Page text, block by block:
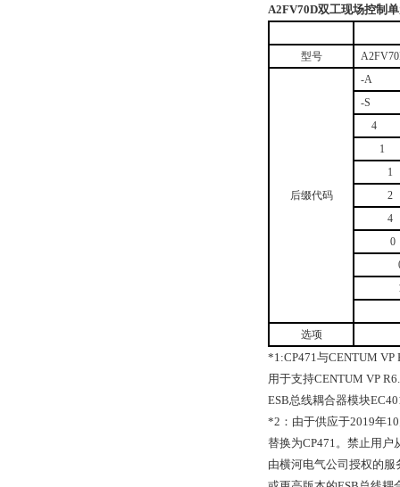
A2FV70D双工现场控制
型号
后缀代码
-A
-S
4
1
1
2
4
0
选项
*1:CP471与CENTUM VP
用于支持CENTUM VP
ESB总线耦合器模块
*2 ：由于供应于2019年10
替换为CP471。禁止用户
由横河电气公司授权的服